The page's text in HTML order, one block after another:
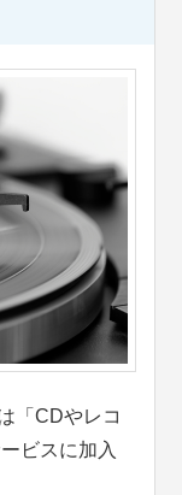
「CDやレコ
ビスに加入